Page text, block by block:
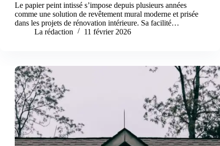
Le papier peint intissé s’impose depuis plusieurs années
comme une solution de revêtement mural moderne et prisée
dans les projets de rénovation intérieure. Sa facilité…
La rédaction
11 février 2026